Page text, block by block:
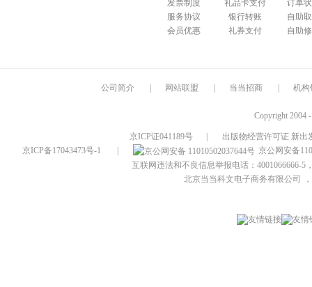
发票制度
服务协议
会员优惠
礼品卡支付
银行转账
礼券支付
订单
自助
自助
公司简介 网站联盟 当当招商 机构
Copyright 2004
京ICP证041189号
出版物经营许可证 新出
京ICP备17043473号-1
京公网安备
互联网违法和不良信息举报电话：4001066666-5
北京当当科文电子商务有限公司